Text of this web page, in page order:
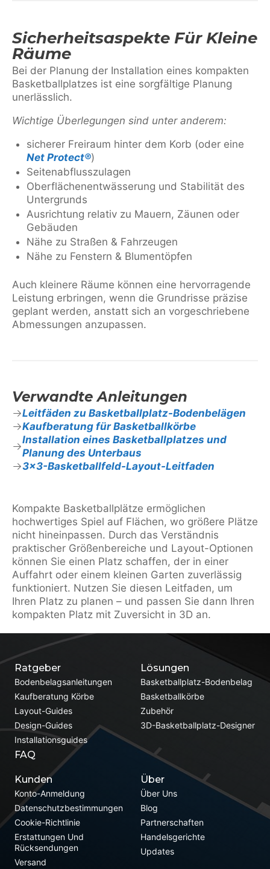
Sicherheitsaspekte Für Kleine
Räume
Bei der Planung der Installation eines kompakten
Basketballplatzes ist eine sorgfältige Planung
unerlässlich.
Wichtige Überlegungen sind unter anderem:
sicherer Freiraum hinter dem Korb (oder eine
Net Protect®)
Seitenabflusszulagen
Oberflächenentwässerung und Stabilität des
Untergrunds
Ausrichtung relativ zu Mauern, Zäunen oder
Gebäuden
Nähe zu Straßen & Fahrzeugen
Nähe zu Fenstern & Blumentöpfen
Auch kleinere Räume können eine hervorragende
Leistung erbringen, wenn die Grundrisse präzise
geplant werden, anstatt sich an vorgeschriebene
Abmessungen anzupassen.
Verwandte Anleitungen
Leitfäden zu Basketballplatz-Bodenbelägen
Kaufberatung für Basketballkörbe
Installation eines Basketballplatzes und
Planung des Unterbaus
3×3-Basketballfeld-Layout-Leitfaden
Kompakte Basketballplätze ermöglichen
hochwertiges Spiel auf Flächen, wo größere Plätze
nicht hineinpassen. Durch das Verständnis
praktischer Größenbereiche und Layout-Optionen
können Sie einen Platz schaffen, der in einer
Auffahrt oder einem kleinen Garten zuverlässig
funktioniert. Nutzen Sie diesen Leitfaden, um
Ihren Platz zu planen – und passen Sie dann Ihren
kompakten Platz mit Zuversicht in 3D an.
Lösungen
Basketballplatz-Bodenbelag
Basketballkörbe
Zubehör
3D-Basketballplatz-Designer
Ratgeber
Bodenbelagsanleitungen
Kaufberatung Körbe
Layout-Guides
Design-Guides
Installationsguides
FAQ
Kunden
Konto-Anmeldung
Datenschutzbestimmungen
Cookie-Richtlinie
Erstattungen Und
Rücksendungen
Versand
Über
Über Uns
Blog
Partnerschaften
Handelsgerichte
Updates